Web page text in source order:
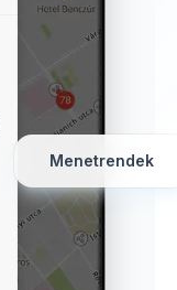
Menetrendek